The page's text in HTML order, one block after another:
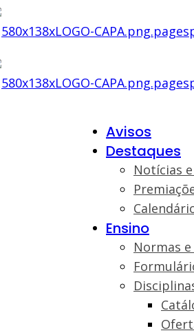
Avisos
Destaques
Notícias
Ensino
Normas